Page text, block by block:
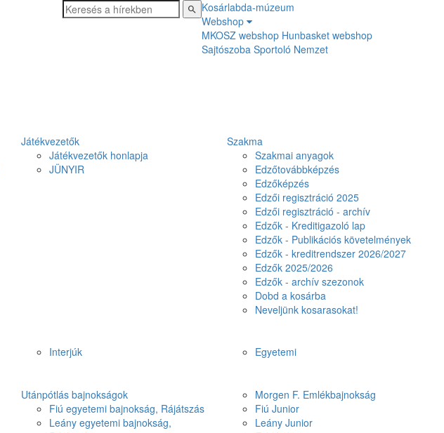
Kosárlabda-múzeum
Webshop
MKOSZ webshop Hunbasket webshop
Sajtószoba Sportoló Nemzet
Játékvezetők
Játékvezetők honlapja
JÜNYIR
Szakma
Szakmai anyagok
Edzőtovábbképzés
Edzőképzés
Edzői regisztráció 2025
Edzői regisztráció - archív
Edzők - Kreditigazoló lap
Edzők - Publikációs követelmények
Edzők - kreditrendszer 2026/2027
Edzők 2025/2026
Edzők - archív szezonok
Dobd a kosárba
Neveljünk kosarasokat!
Interjúk
Egyetemi
Utánpótlás bajnokságok
Fiú egyetemi bajnokság, Rájátszás
Leány egyetemi bajnokság,
Morgen F. Emlékbajnokság
Fiú Junior
Leány Junior